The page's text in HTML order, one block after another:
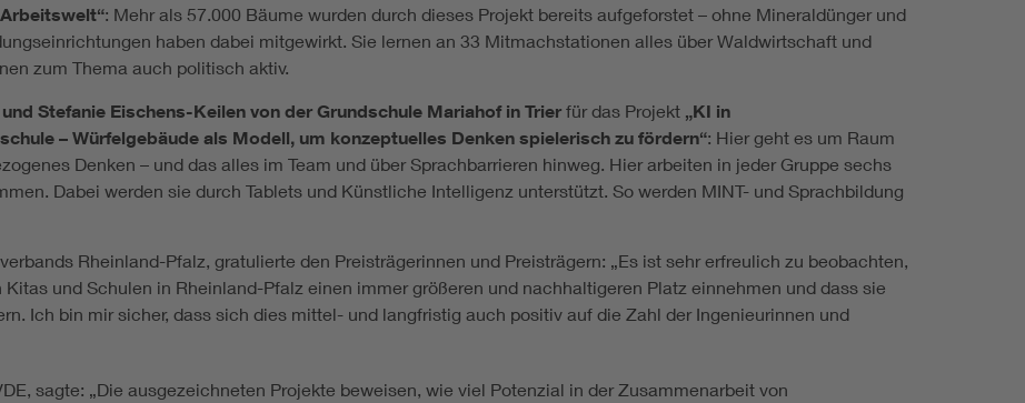
: Mehr als 57.000 Bäume wurden durch dieses Projekt bereits aufgeforstet – ohne Mineraldünger und
haben dabei mitgewirkt. Sie lernen an 33 Mitmachstationen alles über Waldwirtschaft und
zum Thema auch politisch aktiv.
Stefanie Eischens-Keilen von der Grundschule Mariahof in Trier für das Projekt „KI in
– Würfelgebäude als Modell, um konzeptuelles Denken spielerisch zu fördern“: Hier geht es um Raum
Denken – und das alles im Team und über Sprachbarrieren hinweg. Hier arbeiten in jeder Gruppe sechs
Dabei werden sie durch Tablets und Künstliche Intelligenz unterstützt. So werden MINT- und Sprachbildung
Rheinland-Pfalz, gratulierte den Preisträgerinnen und Preisträgern: „Es ist sehr erfreulich zu beobachten,
und Schulen in Rheinland-Pfalz einen immer größeren und nachhaltigeren Platz einnehmen und dass sie
Ich bin mir sicher, dass sich dies mittel- und langfristig auch positiv auf die Zahl der Ingenieurinnen und
sagte: „Die ausgezeichneten Projekte beweisen, wie viel Potenzial in der Zusammenarbeit von